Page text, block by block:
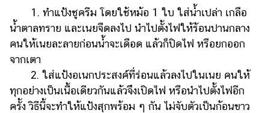
1. ทำแป้งชูครีม โดยใช้หม้อ 1 ใบ ใส่น้ำเปล่า เกลือ
น้ำตาลทราย และเนยจืดลงไป นำไปตั้งไฟให้ร้อนปานกลาง
คนให้เนยละลายก่อนน้ำจะเดือด แล้วก็ปิดไฟ หรือยกออก
จากเตา
2. ใส่แป้งอเนกประสงค์ที่ร่อนแล้วลงไปในเนย คนให้
ทุกอย่างเป็นเนื้อเดียวกันแล้วจึงเปิดไฟ หรือนำไปตั้งไฟอีก
ครั้ง วิธีนี้จะทำให้แป้งสุกพร้อม ๆ กัน ไม่จับตัวเป็นก้อนขาว